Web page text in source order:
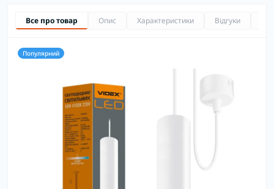
Все про товар Опис Характеристики Відгуки
Популярний